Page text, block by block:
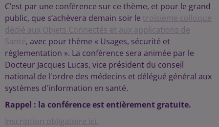
C’est par une conférence sur ce thème, et pour le grand
public, que s’achèvera demain soir le troisième colloque
dédié aux Objets Connectés et aux applications de
Santé, avec pour thème « Usages, sécurité et
réglementation ». La conférence sera animée par le
Docteur Jacques Lucas, vice président du conseil
national de l'ordre des médecins et délégué général aux
systèmes d'information en santé.
Rappel : la conférence est entièrement gratuite.
Inscription obligatoire ici.